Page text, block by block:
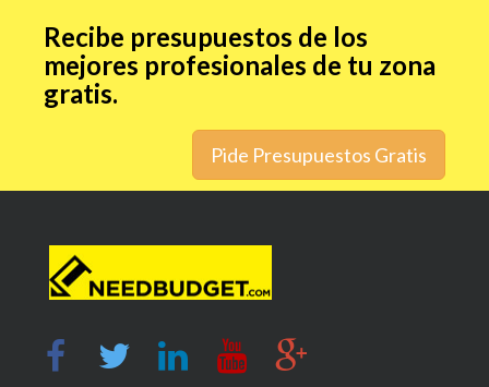
Recibe presupuestos de los
mejores profesionales de tu zona
gratis.
Pide Presupuestos Gratis